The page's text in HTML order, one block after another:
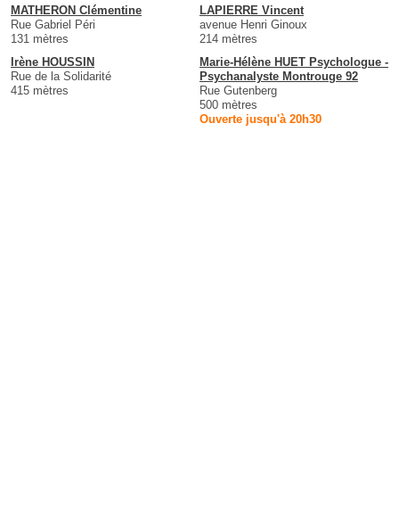
MATHERON Clémentine
Rue Gabriel Péri
131 mètres
LAPIERRE Vincent
avenue Henri Ginoux
214 mètres
Irène HOUSSIN
Rue de la Solidarité
415 mètres
Marie-Hélène HUET Psychologue -
Psychanalyste Montrouge 92
Rue Gutenberg
500 mètres
Ouverte jusqu'à 20h30